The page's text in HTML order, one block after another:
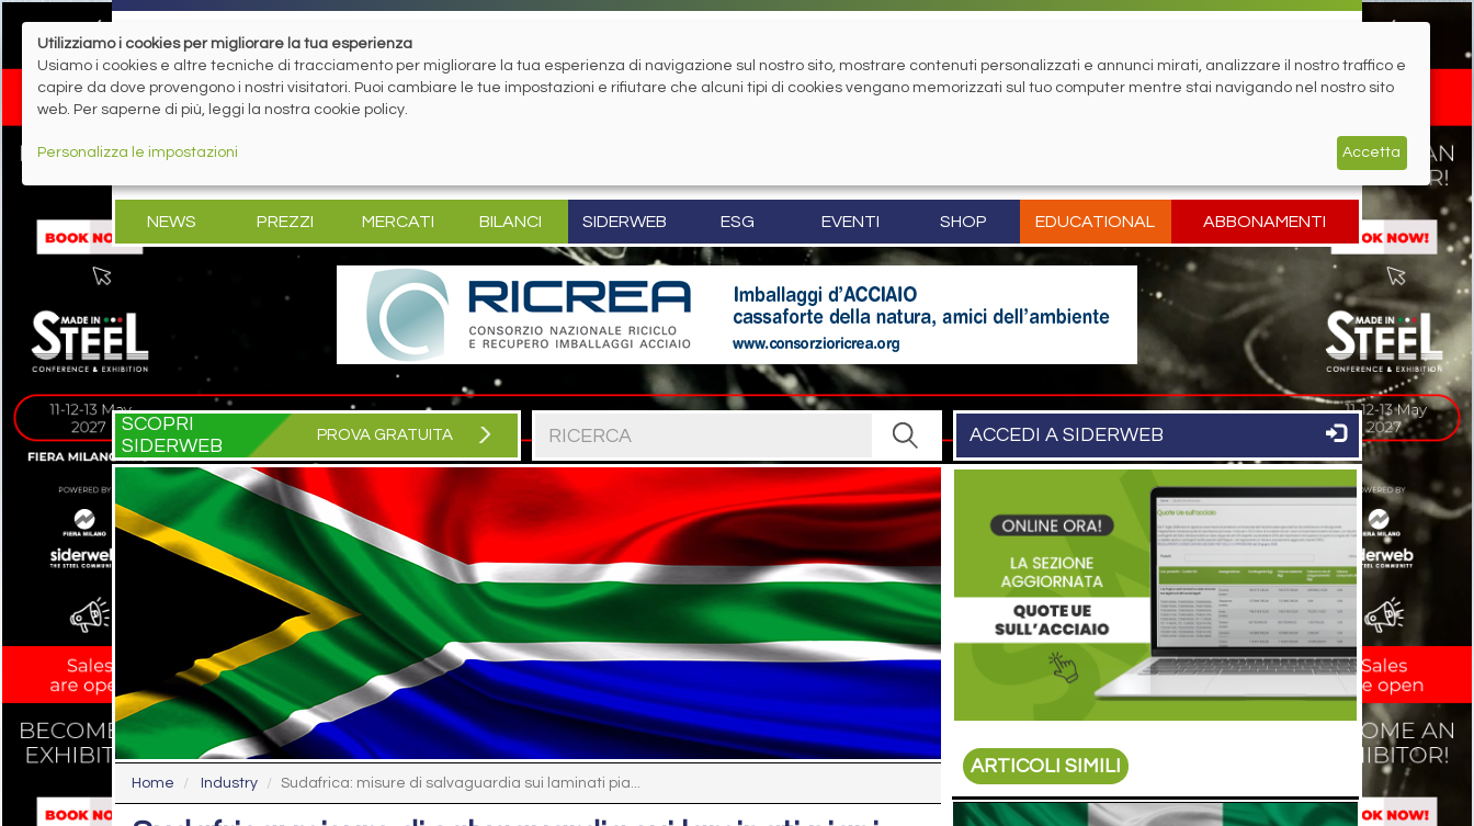
NEWS PREZZI MERCATI BILANCI SIDERWEB ESG EVENTI SHOP EDUCATIONAL ABBONAMENTI
SCOPRI
SIDERWEB
PROVA GRATUITA ACCEDI A SIDERWEB
Home Industry Sudafrica: misure di salvaguardia sui laminati pia...
ARTICOLI SIMILI
Utilizziamo i cookies per migliorare la tua esperienza
Usiamo i cookies e altre tecniche di tracciamento per migliorare la tua esperienza di navigazione sul nostro sito, mostrare contenuti personalizzati e annunci mirati, analizzare il nostro traffico e
capire da dove provengono i nostri visitatori. Puoi cambiare le tue impostazioni e rifiutare che alcuni tipi di cookies vengano memorizzati sul tuo computer mentre stai navigando nel nostro sito
web. Per saperne di più, leggi la nostra cookie policy.
Personalizza le impostazioni Accetta